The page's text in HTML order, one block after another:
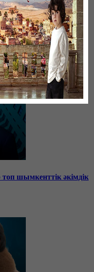
көтеруді талап етті
шымкенттік әкімдік